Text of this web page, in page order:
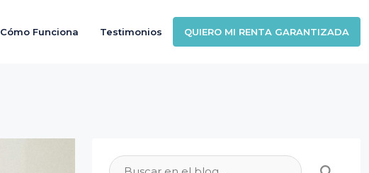
Cómo Funciona Testimonios QUIERO MI RENTA GARANTIZADA